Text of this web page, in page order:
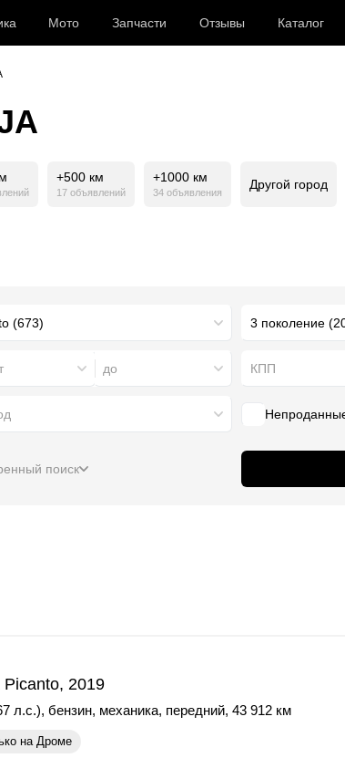
Мото Запчасти Отзывы Каталог
+500 км
17 объявлений
+1000 км
34 объявления
Другой город
3 поколение
до КПП
поиск
Picanto, 2019
л.с.), бензин, механика, передний, 43 912 км
на Дроме